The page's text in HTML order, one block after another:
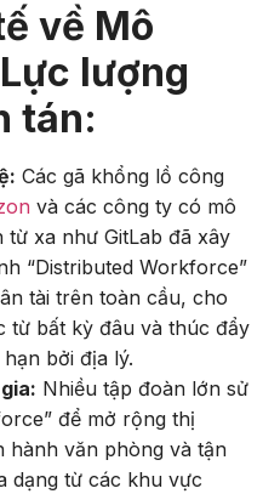
về Mô
lượng
tán:
Các gã khổng lồ công
và các công ty có mô
xa như GitLab đã xây
“Distributed Workforce”
tài trên toàn cầu, cho
từ bất kỳ đâu và thúc đẩy
bởi địa lý.
Nhiều tập đoàn lớn sử
để mở rộng thị
hành văn phòng và tận
dạng từ các khu vực